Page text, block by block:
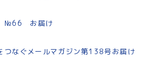
№66 お届け
つなぐメールマガジン第138号お届け